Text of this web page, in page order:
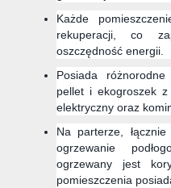
Każde
rekuperacji, co
oszczędność energii.
Posiada
pellet i ekogroszek
elektryczny oraz
Na parterze,
ogrzewanie
ogrzewany jest
pomieszczenia